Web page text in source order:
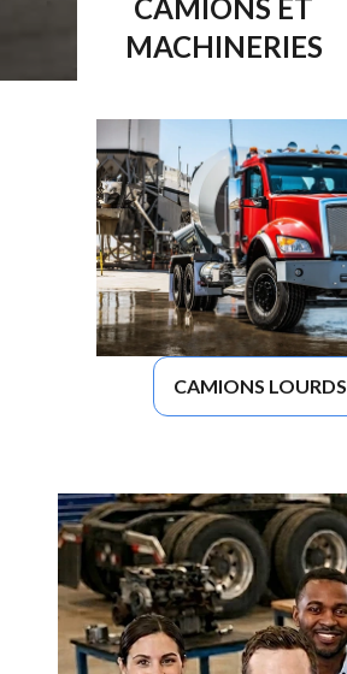
CAMIONS ET
MACHINERIES
CAMIONS LOURDS